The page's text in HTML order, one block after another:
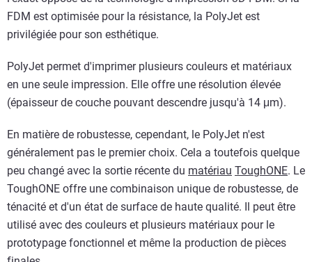
FDM est optimisée pour la résistance, la PolyJet est
privilégiée pour son esthétique.
PolyJet permet d'imprimer plusieurs couleurs et matériaux
en une seule impression. Elle offre une résolution élevée
(épaisseur de couche pouvant descendre jusqu'à 14 μm).
En matière de robustesse, cependant, le PolyJet n'est
généralement pas le premier choix. Cela a toutefois quelque
peu changé avec la sortie récente du matériau ToughONE. Le
ToughONE offre une combinaison unique de robustesse, de
ténacité et d'un état de surface de haute qualité. Il peut être
utilisé avec des couleurs et plusieurs matériaux pour le
prototypage fonctionnel et même la production de pièces